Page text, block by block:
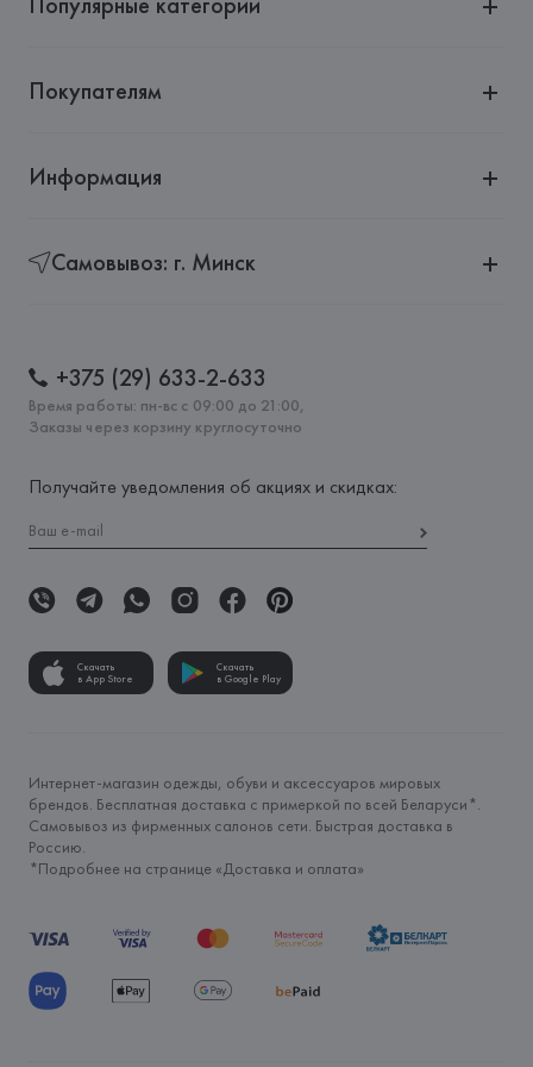
Покупателям
Информация
Самовывоз: г. Минск
+375 (29) 633-2-633
Время работы: пн-вс с 09:00 до 21:00,
Заказы через корзину круглосуточно
Получайте уведомления об акциях и скидках:
Скачать
в App Store
Скачать
в Google Play
Интернет-магазин одежды, обуви и аксессуаров мировых
брендов. Бесплатная доставка с примеркой по всей Беларуси*.
Самовывоз из фирменных салонов сети. Быстрая доставка в
Россию.
*Подробнее на странице «Доставка и оплата»